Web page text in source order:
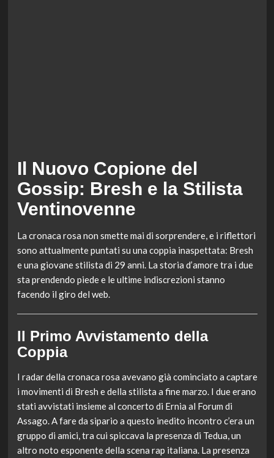
Il Nuovo Copione del
Gossip: Bresh e la Stilista
Ventinovenne
La cronaca rosa non smette mai di sorprendere, e i riflettori
sono attualmente puntati su una coppia inaspettata: Bresh
e una giovane stilista di 29 anni. La storia d’amore tra i due
sta prendendo piede e le ultime indiscrezioni stanno
facendo il giro del web.
Il Primo Avvistamento della
Coppia
I radar della cronaca rosa avevano già cominciato a captare
i movimenti di Bresh e della stilista a fine marzo. I due erano
stati avvistati insieme al concerto di Ernia al Forum di
Assago. A fare da sipario a questo inedito incontro c’era un
gruppo di amici, tra cui spiccava la presenza di Tedua, un
altro noto esponente della scena rap italiana. La presenza